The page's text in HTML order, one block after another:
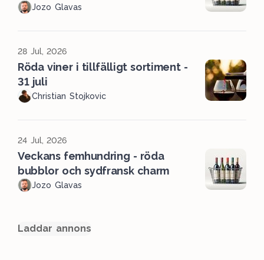
Jozo Glavas
28 Jul, 2026
Röda viner i tillfälligt sortiment -
31 juli
Christian Stojkovic
24 Jul, 2026
Veckans femhundring - röda
bubblor och sydfransk charm
Jozo Glavas
Laddar annons